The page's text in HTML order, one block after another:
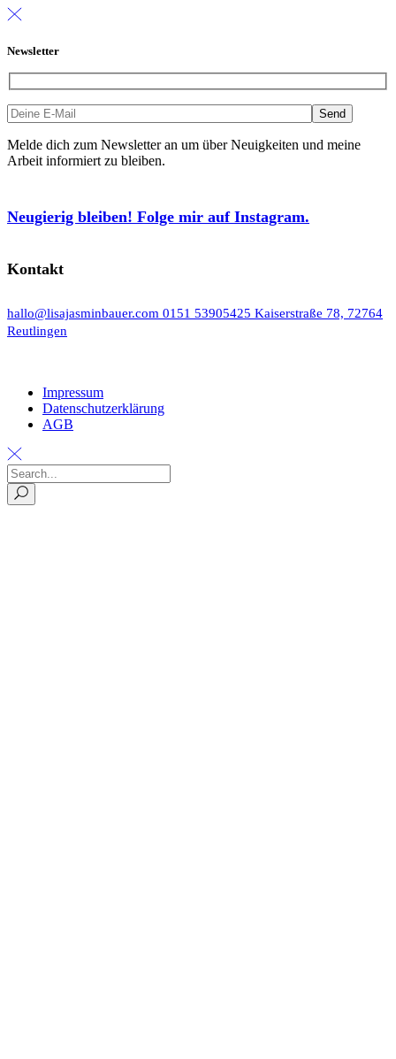
Newsletter
Melde dich zum Newsletter an um über Neuigkeiten und meine
Arbeit informiert zu bleiben.
Neugierig bleiben! Folge mir auf Instagram.
Kontakt
hallo@lisajasminbauer.com 0151 53905425 Kaiserstraße 78, 72764
Reutlingen
Impressum
Datenschutzerklärung
AGB